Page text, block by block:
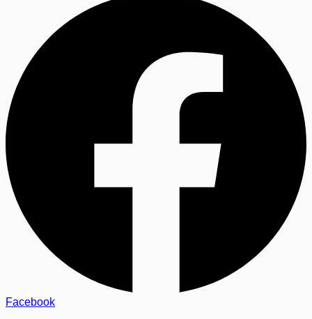
Facebook